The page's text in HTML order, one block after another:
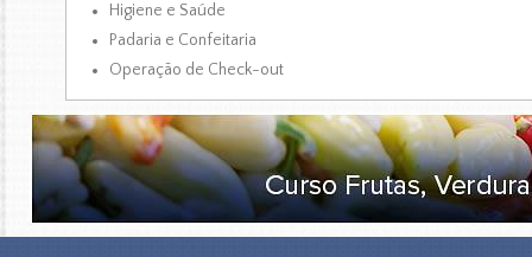
Higiene e Saúde
Padaria e Confeitaria
Operação de Check-out